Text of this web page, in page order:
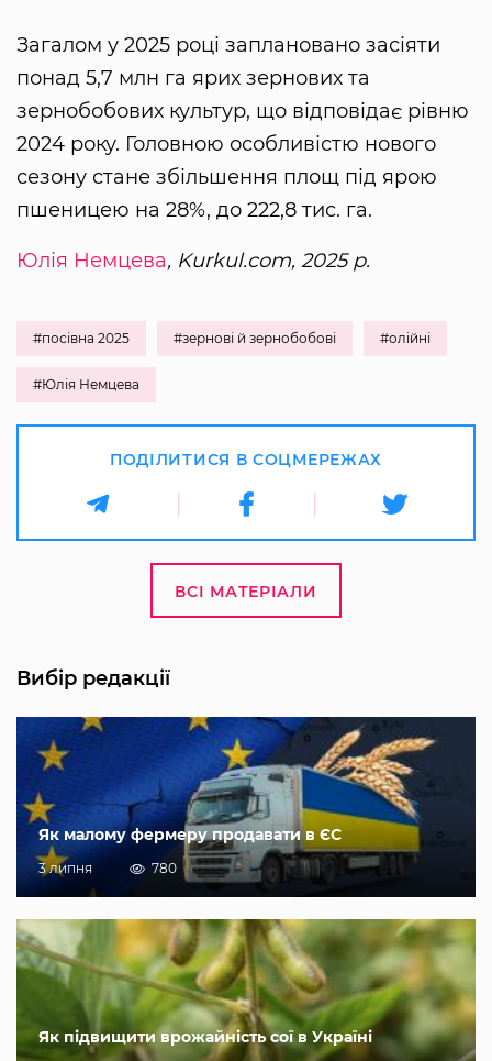
Загалом у 2025 році заплановано засіяти
понад 5,7 млн га ярих зернових та
зернобобових культур, що відповідає рівню
2024 року. Головною особливістю нового
сезону стане збільшення площ під ярою
пшеницею на 28%, до 222,8 тис. га.
Юлія Немцева, Kurkul.com, 2025 р.
#посівна 2025 #зернові й зернобобові #олійні
#Юлія Немцева
ПОДІЛИТИСЯ В СОЦМЕРЕЖАХ
ВСІ МАТЕРІАЛИ
Вибір редакції
Як малому фермеру продавати в ЄС
3 липня 780
Як підвищити врожайність сої в Україні